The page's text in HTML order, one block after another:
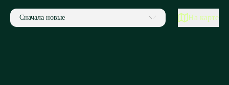
Сначала новые На карте